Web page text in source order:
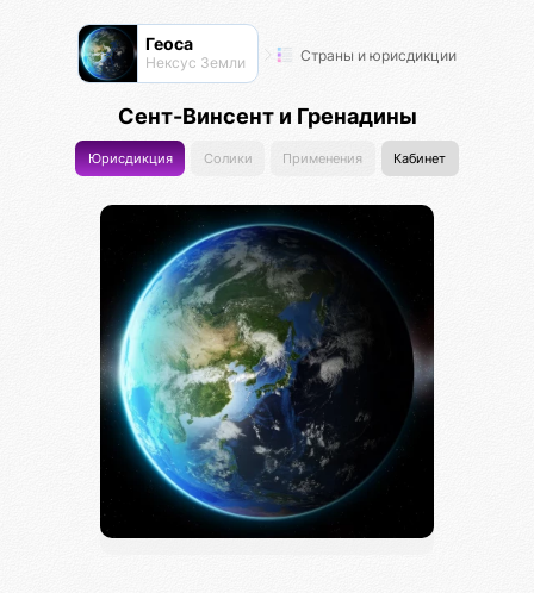
Геоса
Нексус Земли Страны и юрисдикции
Сент-Винсент и Гренадины
Юрисдикция Солики Применения Кабинет